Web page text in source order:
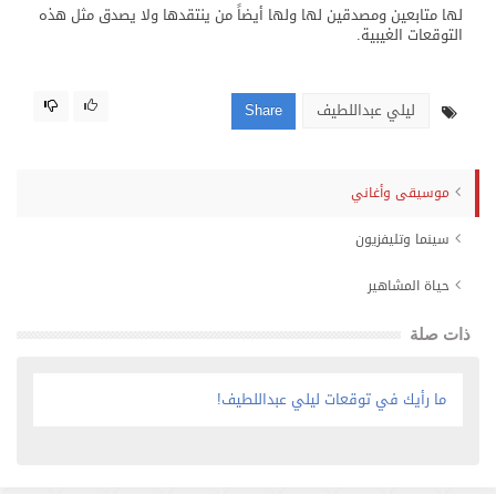
لها متابعين ومصدقين لها ولها أيضاً من ينتقدها ولا يصدق مثل هذه
التوقعات الغيبية.
ليلي عبداللطيف Share
موسيقى وأغاني
سينما وتليفزيون
حياة المشاهير
ذات صلة
ما رأيك في توقعات ليلي عبداللطيف!